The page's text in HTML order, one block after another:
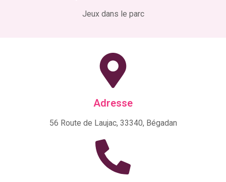
Jeux dans le parc
Adresse
56 Route de Laujac, 33340, Bégadan